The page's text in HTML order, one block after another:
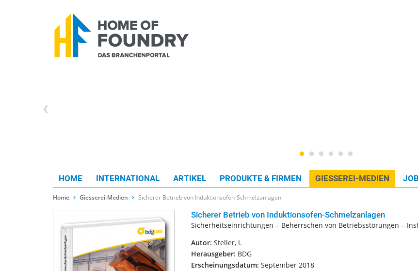
HOME INTERNATIONAL ARTIKEL PRODUKTE & FIRMEN GIESSEREI-MEDIEN
Home Giesserei-Medien Sicherer Betrieb von Induktionsofen-Schmelzanlagen
Sicherer Betrieb von Induktionsofen-Schmelzanlagen
Sicherheitseinrichtungen ‒ Beherrschen von Betriebsstörungen ‒
Autor: Steller, I.
Herausgeber: BDG
Erscheinungsdatum: September 2018